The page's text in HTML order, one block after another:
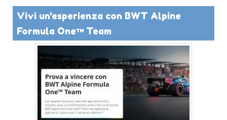
Vivi un'esperienza con BWT Alpine
Formula One™ Team